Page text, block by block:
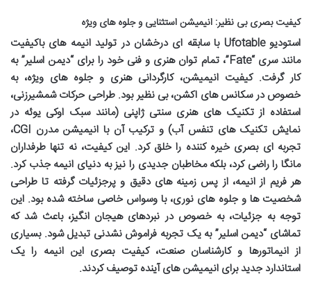
کیفیت بصری بی نظیر: انیمیشن استثنایی و جلوه های ویژه
استودیو Ufotable با سابقه ای درخشان در تولید انیمه های باکیفیت
مانند سری “Fate”، تمام توان هنری و فنی خود را برای “دیمن اسلیر” به
کار گرفت. کیفیت انیمیشن، کارگردانی هنری و جلوه های ویژه، به
خصوص در سکانس های اکشن، بی نظیر بود. طراحی حرکات شمشیرزنی،
استفاده از تکنیک های هنری سنتی ژاپنی (مانند سبک اوکی یوئه در
نمایش تکنیک های تنفس آب) و ترکیب آن با انیمیشن مدرن CGI،
تجربه ای بصری خیره کننده را خلق کرد. این کیفیت، نه تنها طرفداران
مانگا را راضی کرد، بلکه مخاطبان جدیدی را نیز به دنیای انیمه جذب کرد.
هر فریم از انیمه، از پس زمینه های دقیق و پرجزئیات گرفته تا طراحی
شخصیت ها و جلوه های نوری، با وسواس خاصی ساخته شده بود. این
توجه به جزئیات، به خصوص در نبردهای هیجان انگیز، باعث شد که
تماشای “دیمن اسلیر” به یک تجربه فراموش نشدنی تبدیل شود. بسیاری
از انیماتورها و کارشناسان صنعت، کیفیت بصری این انیمه را یک
استاندارد جدید برای انیمیشن های آینده توصیف کردند.